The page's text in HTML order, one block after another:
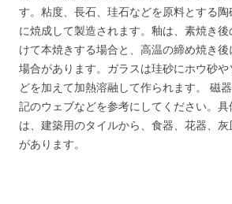
す。粘度、長石、珪石などを原料とする
に焼成して製造されます。釉は、素焼き
けて本焼きする場合と、高温の締め焼き
場合があります。ガラスは珪砂にホウ砂
どを加えて加熱溶融して作られます。 磁
記のウェブなどを参考にしてください。具
は、建築用のタイルから、食器、花器、
があります。